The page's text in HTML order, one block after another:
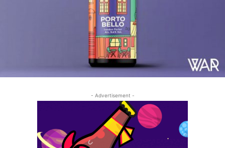
- Advertisement -